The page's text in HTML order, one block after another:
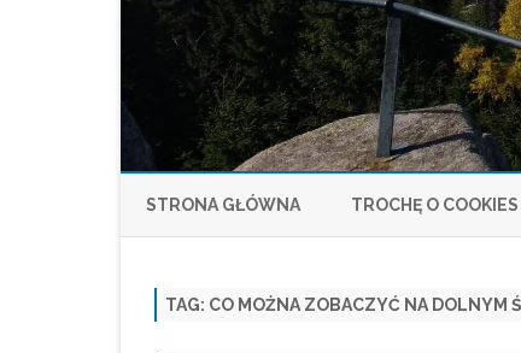
STRONA GŁÓWNA TROCHĘ O COOKIES
TAG: CO MOŻNA ZOBACZYĆ NA DOLNYM